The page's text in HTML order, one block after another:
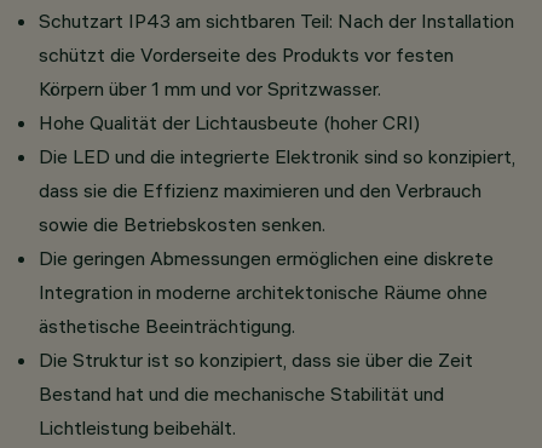
Schutzart IP43 am sichtbaren Teil: Nach der Installation
schützt die Vorderseite des Produkts vor festen
Körpern über 1 mm und vor Spritzwasser.
Hohe Qualität der Lichtausbeute (hoher CRI)
Die LED und die integrierte Elektronik sind so konzipiert,
dass sie die Effizienz maximieren und den Verbrauch
sowie die Betriebskosten senken.
Die geringen Abmessungen ermöglichen eine diskrete
Integration in moderne architektonische Räume ohne
ästhetische Beeinträchtigung.
Die Struktur ist so konzipiert, dass sie über die Zeit
Bestand hat und die mechanische Stabilität und
Lichtleistung beibehält.